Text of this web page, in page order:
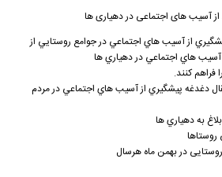
آسیب های اجتماعی در دهیاری ها
از آسيب هاي اجتماعي در جوامع روستايي از
هاي اجتماعي در دهياري ها
فراهم کنند.
دغدغه پيشگيري از آسيب هاي اجتماعي در مردم
به دهياري ها
روستاها
در بهمن ماه هرسال